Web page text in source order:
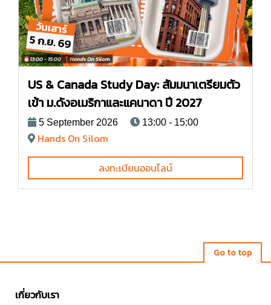
US & Canada Study Day: สัมมนาเตรียมตัว
เข้า ม.ดังอเมริกาและแคนาดา ปี 2027
5 September 2026 13:00 - 15:00
Hands On Silom
ลงทะเบียนออนไลน์
Go to top
เกี่ยวกับเรา